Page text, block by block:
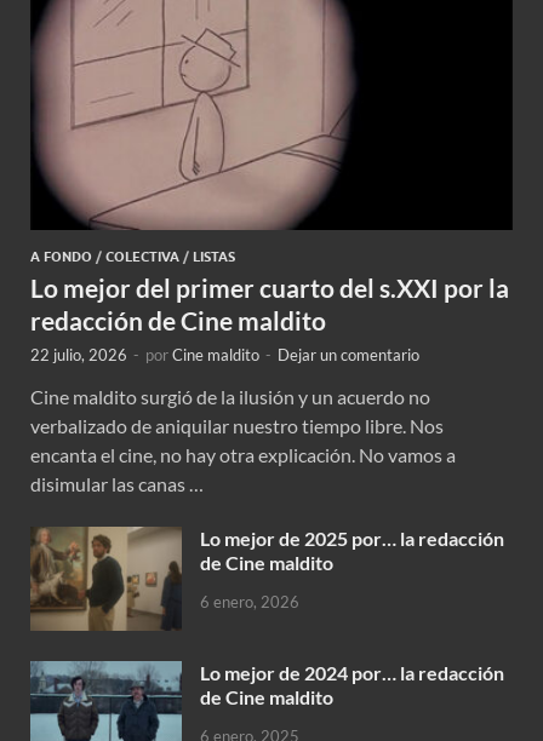
A FONDO / COLECTIVA / LISTAS
Lo mejor del primer cuarto del s.XXI por la
redacción de Cine maldito
22 julio, 2026 - porCine maldito - Dejar un comentario
Cine maldito surgió de la ilusión y un acuerdo no
verbalizado de aniquilar nuestro tiempo libre. Nos
encanta el cine, no hay otra explicación. No vamos a
disimular las canas …
Lo mejor de 2025 por… la redacción
de Cine maldito
6 enero, 2026
Lo mejor de 2024 por… la redacción
de Cine maldito
6 enero, 2025